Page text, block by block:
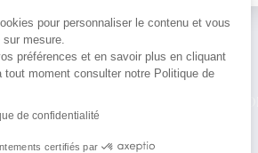
pour personnaliser le contenu et vous
mesure.
préférences et en savoir plus en cliquant
tout moment consulter notre Politique de
de confidentialité
certifiés par